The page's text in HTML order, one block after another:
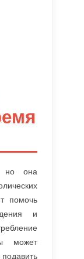
но она
помочь
и
может